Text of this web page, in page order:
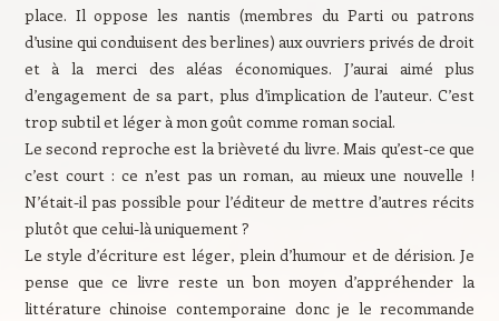
place. Il oppose les nantis (membres du Parti ou patrons
d’usine qui conduisent des berlines) aux ouvriers privés de droit
et à la merci des aléas économiques. J’aurai aimé plus
d’engagement de sa part, plus d’implication de l’auteur. C’est
trop subtil et léger à mon goût comme roman social.
Le second reproche est la brièveté du livre. Mais qu’est-ce que
c’est court : ce n’est pas un roman, au mieux une nouvelle !
N’était-il pas possible pour l’éditeur de mettre d’autres récits
plutôt que celui-là uniquement ?
Le style d’écriture est léger, plein d’humour et de dérision. Je
pense que ce livre reste un bon moyen d’appréhender la
littérature chinoise contemporaine donc je le recommande